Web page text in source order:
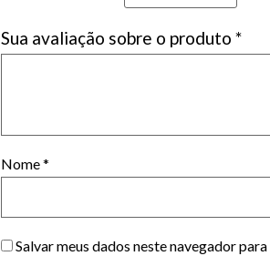
Sua avaliação sobre o produto*
Nome*
Salvar meus dados neste navegador